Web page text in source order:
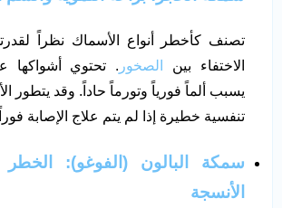
تصنف كأخطر أنواع الأسماك نظراً
الاختفاء بين
الصخور . تحتوي
يسبب ألماً فورياً وتورماً حاداً. وقد يتطور
تنفسية خطيرة إذا لم يتم علاج الإصابة
سمكة البالون (الفوغو):
الأنسجة